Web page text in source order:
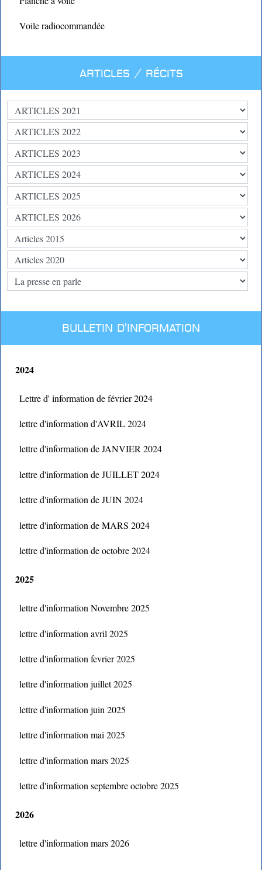
Voile radiocommandée
Articles / Récits
BULLETIN D'INFORMATION
2024
Lettre d' information de février 2024
lettre d'information d'AVRIL 2024
lettre d'information de JANVIER 2024
lettre d'information de JUILLET 2024
lettre d'information de JUIN 2024
lettre d'information de MARS 2024
lettre d'information de octobre 2024
2025
lettre d'information Novembre 2025
lettre d'information avril 2025
lettre d'information fevrier 2025
lettre d'information juillet 2025
lettre d'information juin 2025
lettre d'information mai 2025
lettre d'information mars 2025
lettre d'information septembre octobre 2025
2026
lettre d'information mars 2026